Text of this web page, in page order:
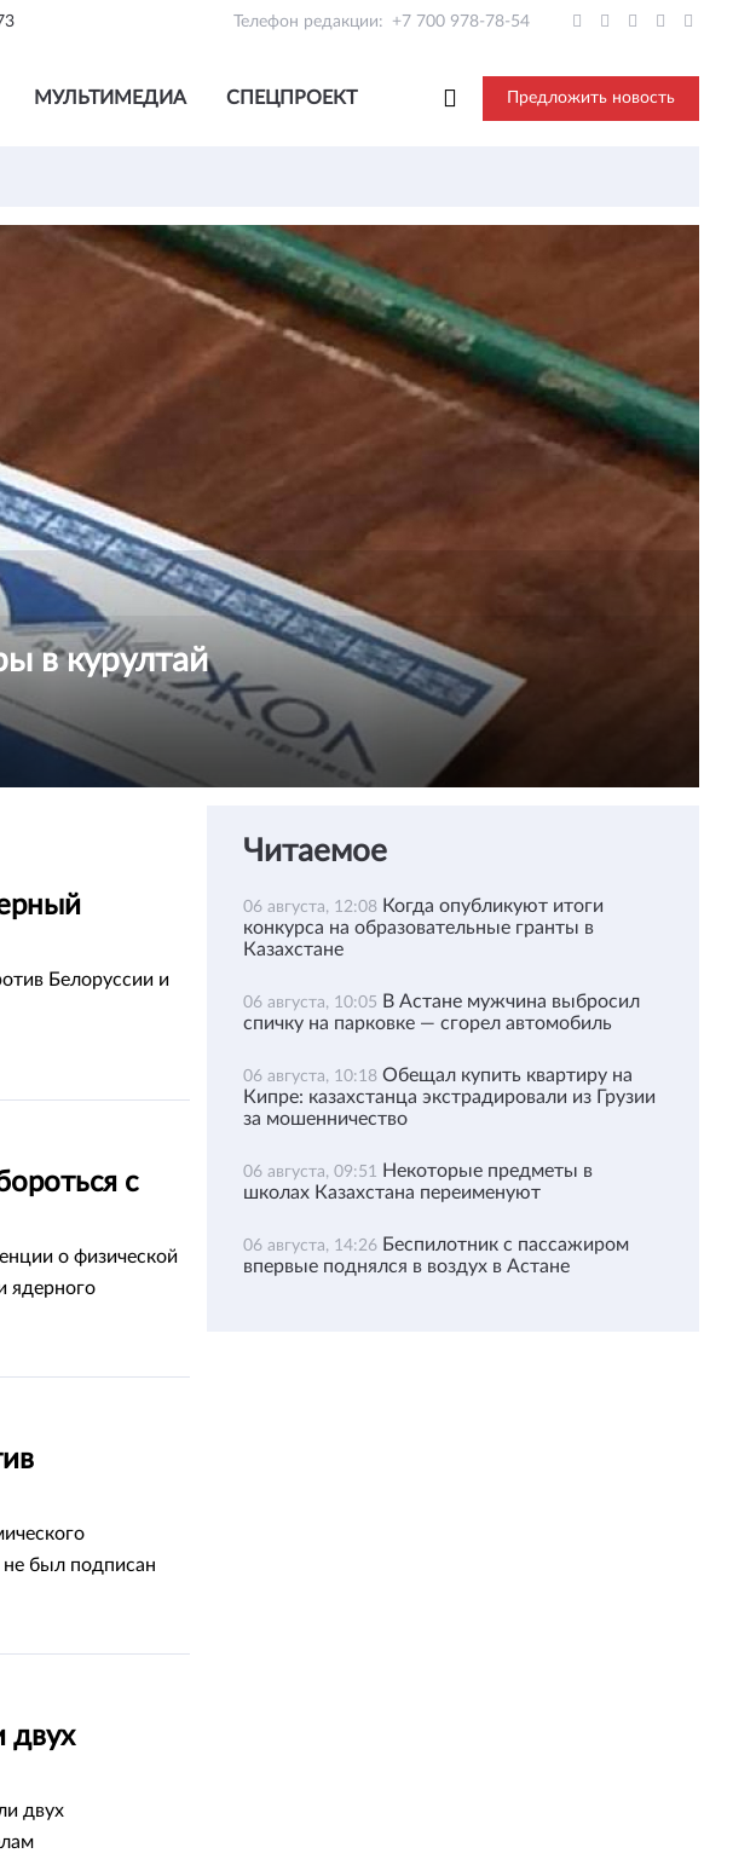
Телефон редакции: +7 700 978-78-54
МУЛЬТИМЕДИА СПЕЦПРОЕКТ Предложить новость
в курултай
Белоруссии и
с
о физической
ядерного
не был подписан
двух
двух
Читаемое
06 августа, 12:08 Когда опубликуют итоги
конкурса на образовательные гранты в
Казахстане
06 августа, 10:05 В Астане мужчина выбросил
спичку на парковке — сгорел автомобиль
06 августа, 10:18 Обещал купить квартиру на
Кипре: казахстанца экстрадировали из Грузии
за мошенничество
06 августа, 09:51 Некоторые предметы в
школах Казахстана переименуют
06 августа, 14:26 Беспилотник с пассажиром
впервые поднялся в воздух в Астане